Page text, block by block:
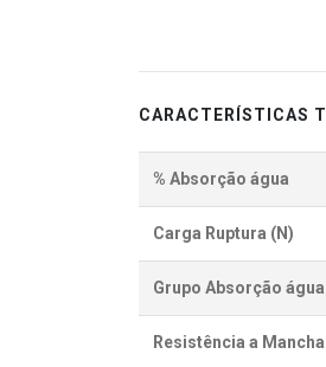
CARACTERÍSTICAS
% Absorção água
Carga Ruptura (N)
Grupo Absorção água
Resistência a